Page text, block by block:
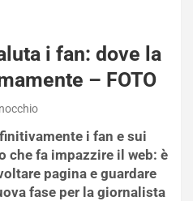
i fan: dove la
– FOTO
i fan e sui
che fa impazzire il web: è
pagina e guardare
fase per la giornalista